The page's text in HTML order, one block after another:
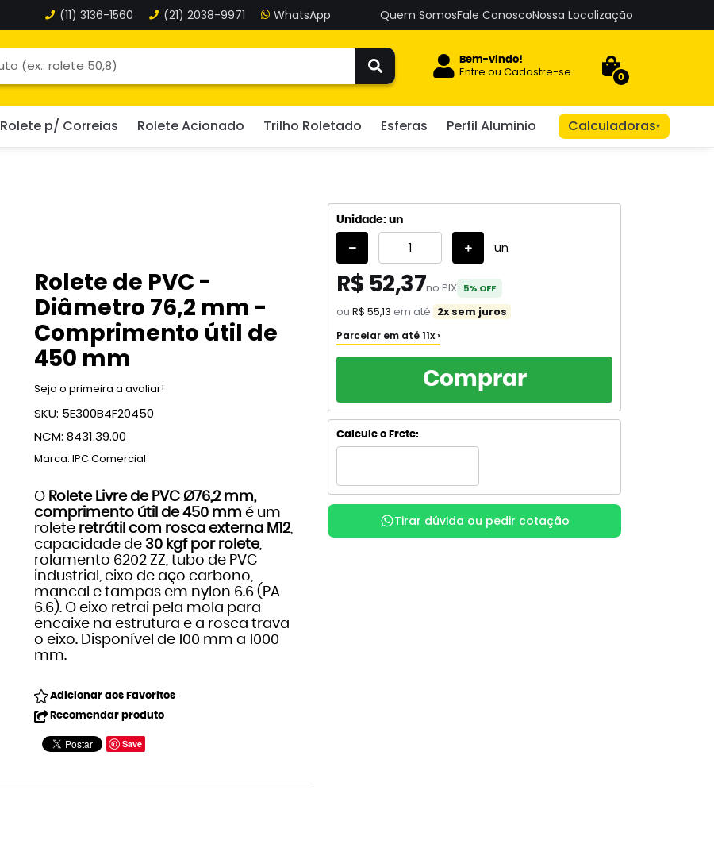
(11) 3136-1560 (21) 2038-9971 Quem SomosFale ConoscoNossa Localização
Bem-vindo!
Entre ouCadastre-se 0
Rolete p/ Correias Rolete Acionado Trilho Roletado Esferas Perfil Aluminio Calculadoras▾
Rolete de PVC -
Diâmetro 76,2 mm -
Comprimento útil de
450 mm
Seja o primeira a avaliar!
SKU: 5E300B4F20450
NCM: 8431.39.00
Marca: IPC Comercial
O Rolete Livre de PVC Ø76,2 mm,
comprimento útil de 450 mm é um
rolete retrátil com rosca externa M12,
capacidade de 30 kgf por rolete,
rolamento 6202 ZZ, tubo de PVC
industrial, eixo de aço carbono,
mancal e tampas em nylon 6.6 (PA
6.6). O eixo retrai pela mola para
encaixe na estrutura e a rosca trava
o eixo. Disponível de 100 mm a 1000
mm.
Adicionar aos Favoritos
Recomendar produto
Save
Unidade: un
un
R$ 52,37no PIX 5% OFF
ouR$ 55,13 em até 2x sem juros
Parcelar em até 11x ›
2xde R$ 27,56 R$ 55,13
R$ 61,39
com juros
5xde R$ 12,60 R$ 63,02
com juros
Comprar
Calcule o Frete:
Tirar dúvida ou pedir cotação